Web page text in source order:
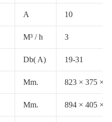
A 10
M³ / h 3
Db( A) 19-31
Mm. 823 × 375 ×
Mm. 894 × 405 ×